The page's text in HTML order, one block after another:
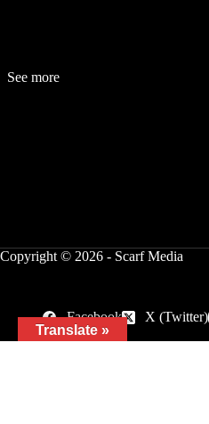
See more
Copyright © 2026 - Scarf Media
Facebook X (Twitter)
Translate »